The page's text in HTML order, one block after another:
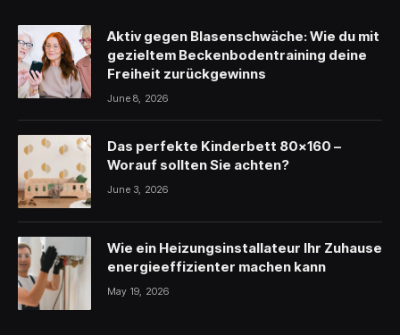
Aktiv gegen Blasenschwäche: Wie du mit
gezieltem Beckenbodentraining deine
Freiheit zurückgewinns
June 8, 2026
Das perfekte Kinderbett 80×160 –
Worauf sollten Sie achten?
June 3, 2026
Wie ein Heizungsinstallateur Ihr Zuhause
energieeffizienter machen kann
May 19, 2026